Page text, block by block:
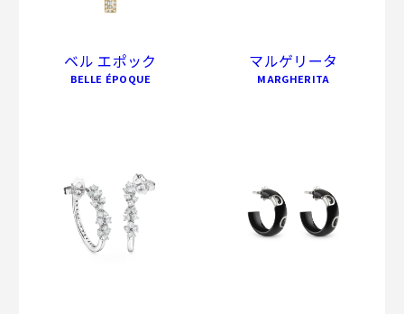
ベル エポック
BELLE ÉPOQUE
マルゲリータ
MARGHERITA